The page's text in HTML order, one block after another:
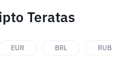
Teratas
EUR BRL RUB